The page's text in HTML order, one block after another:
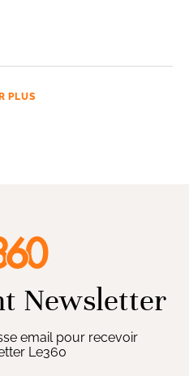
PLUS
Newsletter
email pour recevoir
Le360